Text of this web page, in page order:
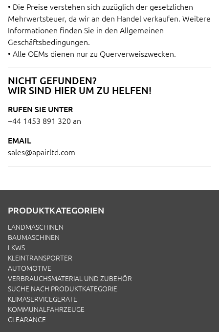
NICHT GEFUNDEN?
WIR SIND HIER UM ZU HELFEN!
RUFEN SIE UNTER
+44 1453 891 320 an
EMAIL
sales@apairltd.com
• Die Preise verstehen sich zuzüglich der gesetzlichen
Mehrwertsteuer, da wir an den Handel verkaufen. Weitere
Informationen finden Sie in den Allgemeinen
Geschäftsbedingungen.
• Alle OEMs dienen nur zu Querverweiszwecken.
PRODUKTKATEGORIEN
LANDMASCHINEN
BAUMASCHINEN
LKWS
KLEINTRANSPORTER
AUTOMOTIVE
VERBRAUCHSMATERIAL UND ZUBEHÖR
SUCHE NACH PRODUKTKATEGORIE
KLIMASERVICEGERÄTE
KOMMUNALFAHRZEUGE
CLEARANCE